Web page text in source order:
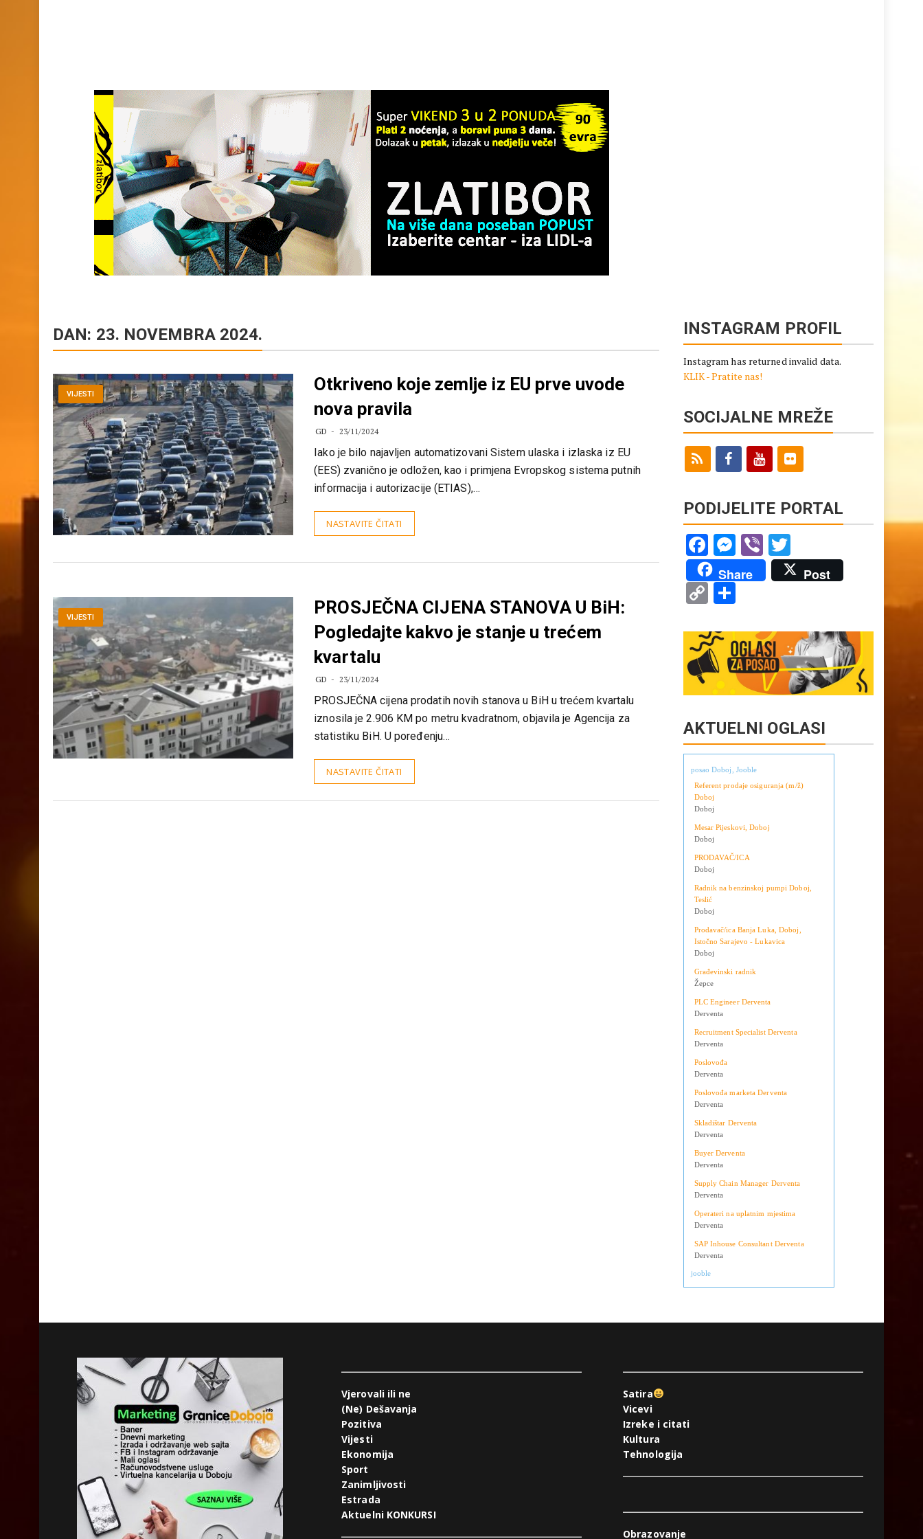
VIJESTI
Otkriveno koje zemlje iz EU prve uvode
nova pravila
GD 23/11/2024
Iako je bilo najavljen automatizovani Sistem ulaska i izlaska iz EU
(EES) zvanično je odložen, kao i primjena Evropskog sistema putnih
informacija i autorizacije (ETIAS),…
VIJESTI
PROSJEČNA CIJENA STANOVA U BiH:
Pogledajte kakvo je stanje u trećem
kvartalu
GD 23/11/2024
PROSJEČNA cijena prodatih novih stanova u BiH u trećem kvartalu
iznosila je 2.906 KM po metru kvadratnom, objavila je Agencija za
statistiku BiH. U poređenju…
NASTAVITE ČITATI
INSTAGRAM PROFIL
SOCIJALNE MREŽE
PODIJELITE PORTAL
Facebook
Messenger
ViberTwitter
Share
Link
AKTUELNI OGLASI
posao Doboj, Jooble
Referent prodaje osiguranja (m/ž)
Doboj
Doboj
Mesar Pijeskovi, Doboj
Doboj
PRODAVAČ/ICA
Doboj
Radnik na benzinskoj pumpi Doboj,
Teslić
Doboj
Prodavač/ica Banja Luka, Doboj,
Istočno Sarajevo - Lukavica
Doboj
Građevinski radnik
Žepce
PLC Engineer Derventa
Derventa
Recruitment Specialist Derventa
Derventa
Poslovođa
Derventa
Poslovođa marketa Derventa
Derventa
Skladištar Derventa
Derventa
Buyer Derventa
Derventa
Supply Chain Manager Derventa
Derventa
Operateri na uplatnim mjestima
Derventa
SAP Inhouse Consultant Derventa
Vjerovali ili ne
(Ne) Dešavanja
Pozitiva
Vijesti
Ekonomija
Sport
Zanimljivosti
Satira
Vicevi
Izreke i citati
Tehnologija